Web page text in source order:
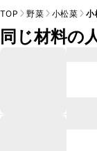
TOP 野菜 小松菜 小
同じ材料の